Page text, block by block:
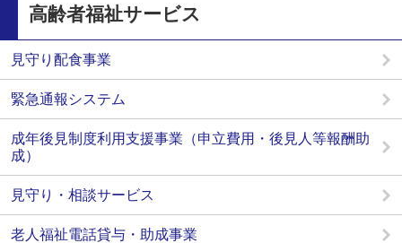
高齢者福祉サービス
見守り配食事業
緊急通報システム
成年後見制度利用支援事業（申立費用・後見人等報酬助
成）
見守り・相談サービス
老人福祉電話貸与・助成事業